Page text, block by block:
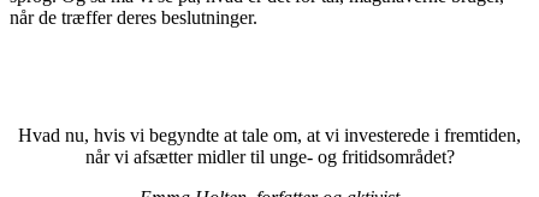
når de træffer deres beslutninger.
Hvad nu, hvis vi begyndte at tale om, at vi investerede i fremtiden,
når vi afsætter midler til unge- og fritidsområdet?